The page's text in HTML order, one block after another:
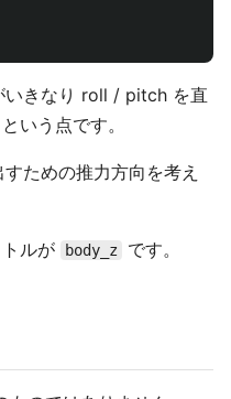
いきなり roll / pitch を直
いう点です。
ための推力方向を考え
ルが body_z です。